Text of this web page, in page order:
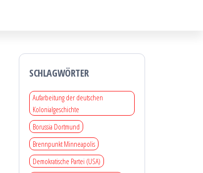
SCHLAGWÖRTER
Aufarbeitung der deutschen
Kolonialgeschichte
Borussia Dortmund
Brennpunkt Minneapolis
Demokratische Partei (USA)